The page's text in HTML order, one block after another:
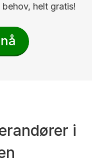
helt gratis!
i